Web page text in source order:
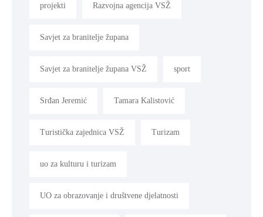
projekti Razvojna agencija VSŽ
Savjet za branitelje župana
Savjet za branitelje župana VSŽ sport
Srđan Jeremić Tamara Kalistović
Turistička zajednica VSŽ Turizam
uo za kulturu i turizam
UO za obrazovanje i društvene djelatnosti